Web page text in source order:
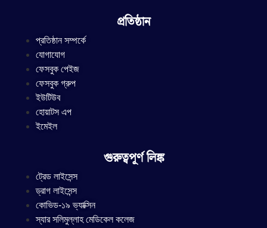
প্রতিষ্ঠান
প্রতিষ্ঠান সম্পর্কে
যোগাযোগ
ফেসবুক পেইজ
ফেসবুক গ্রুপ
ইউটিউব
হোয়াটস এপ
ইমেইল
গুরুত্বপূর্ণ লিঙ্ক
ট্রেড লাইসেন্স
ড্রাগ লাইসেন্স
কোভিড-১৯ ভ্যাক্সিন
স্যার সলিমুল্লাহ মেডিকেল কলেজ